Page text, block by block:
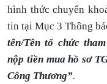
hình thức chuyển
tin tại Mục 3 Thông
tên/Tên tổ chức
nộp tiền mua hồ sơ
Công Thương”.